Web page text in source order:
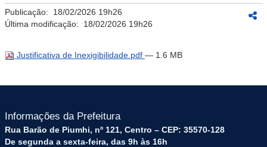
Publicação: 18/02/2026 19h26
Última modificação: 18/02/2026 19h26
Justificativa de Inexigibilidade.pdf — 1.6 MB
Informações da Prefeitura
Rua Barão de Piumhi, nº 121, Centro – CEP: 35570-128
De segunda a sexta-feira, das 9h às 16h